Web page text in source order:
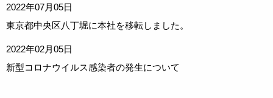
2022年07月05日
東京都中央区八丁堀に本社を移転しました。
2022年02月05日
新型コロナウイルス感染者の発生について